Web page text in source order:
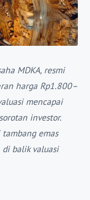
MDKA, resmi
harga Rp1.800–
mencapai
investor.
emas
balik valuasi